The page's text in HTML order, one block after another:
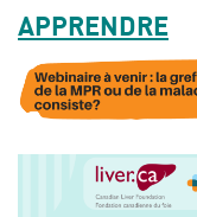
APPRENDRE